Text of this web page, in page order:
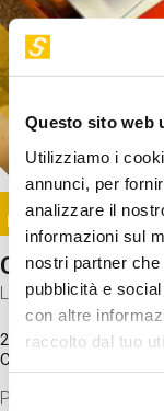
Questo sito web
Utilizziamo i
annunci, per
analizzare il
informazioni sul
nostri partner
pubblicità e
con altre
raccolto dal tuo
Selezione
Image
Come
Laboratorio
20 Set 2026 / 11:15 -
Costo
Proveremo a